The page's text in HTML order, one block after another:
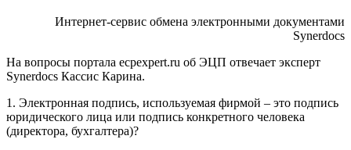
Интернет-сервис обмена электронными документами
Synerdocs
На вопросы портала ecpexpert.ru об ЭЦП отвечает эксперт
Synerdocs Кассис Карина.
1. Электронная подпись, используемая фирмой – это подпись
юридического лица или подпись конкретного человека
(директора, бухгалтера)?